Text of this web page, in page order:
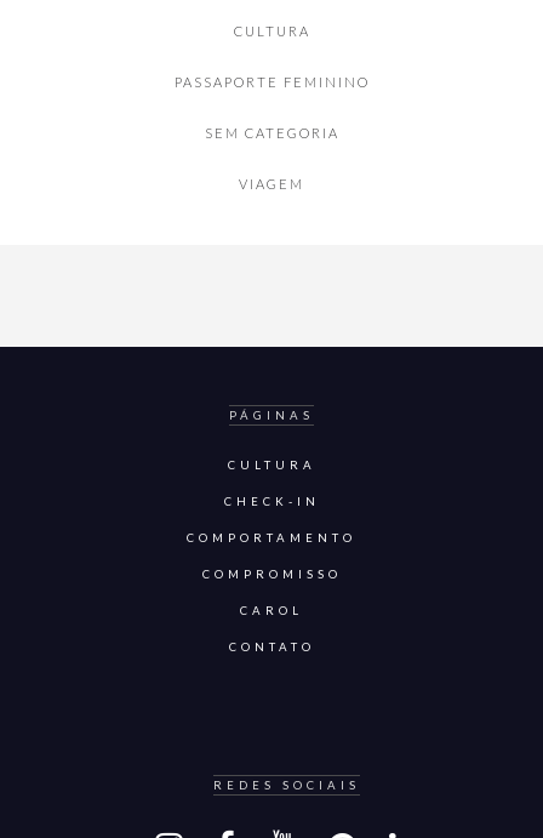
CULTURA
PASSAPORTE FEMININO
SEM CATEGORIA
VIAGEM
PÁGINAS
CULTURA
CHECK-IN
COMPORTAMENTO
COMPROMISSO
CAROL
CONTATO
REDES SOCIAIS